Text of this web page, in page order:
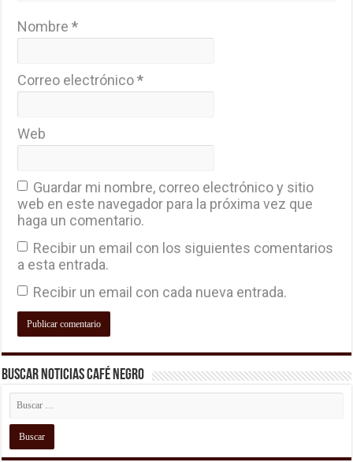
Nombre*
Correo electrónico*
Web
Guardar mi nombre, correo electrónico y sitio
web en este navegador para la próxima vez que
haga un comentario.
Recibir un email con los siguientes comentarios
a esta entrada.
Recibir un email con cada nueva entrada.
Buscar Noticias Café Negro